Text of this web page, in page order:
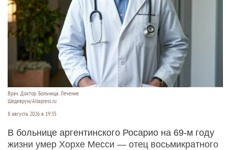
Врач. Доктор. Больница. Лечение
Шедеврум/Altapress.ru
8 августа 2026 в 19:35
В больнице аргентинского Росарио на 69-м году
жизни умер Хорхе Месси — отец восьмикратного